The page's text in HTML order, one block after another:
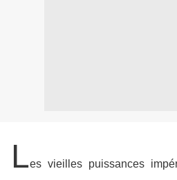
Les vieilles puissances